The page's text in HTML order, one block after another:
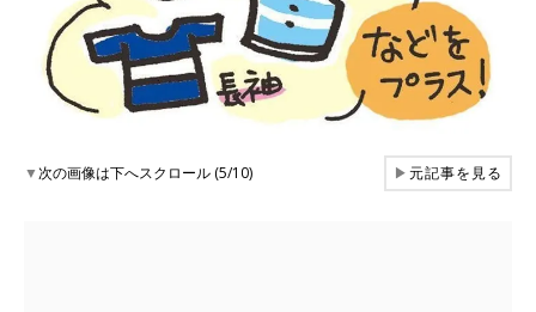
▼次の画像は下へスクロール (5/10) ▶元記事を見る